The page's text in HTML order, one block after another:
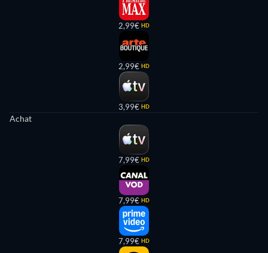
2,99€ HD
2,99€ HD
3,99€ HD
Achat
7,99€ HD
7,99€ HD
7,99€ HD